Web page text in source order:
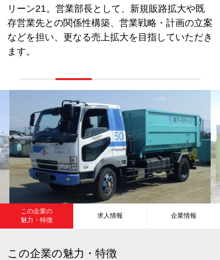
リーン21。営業部長として、新規販路拡大や既
存営業先との関係性構築、営業戦略・計画の立案
などを担い、更なる売上拡大を目指していただき
ます。
この企業の
魅力・特徴
求人情報 企業情報
この企業の魅力・特徴